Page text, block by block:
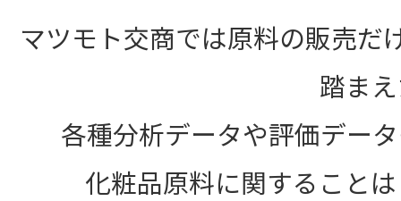
マツモト交商では原料の販売だ
踏ま
各種分析データや評価デー
化粧品原料に関すること